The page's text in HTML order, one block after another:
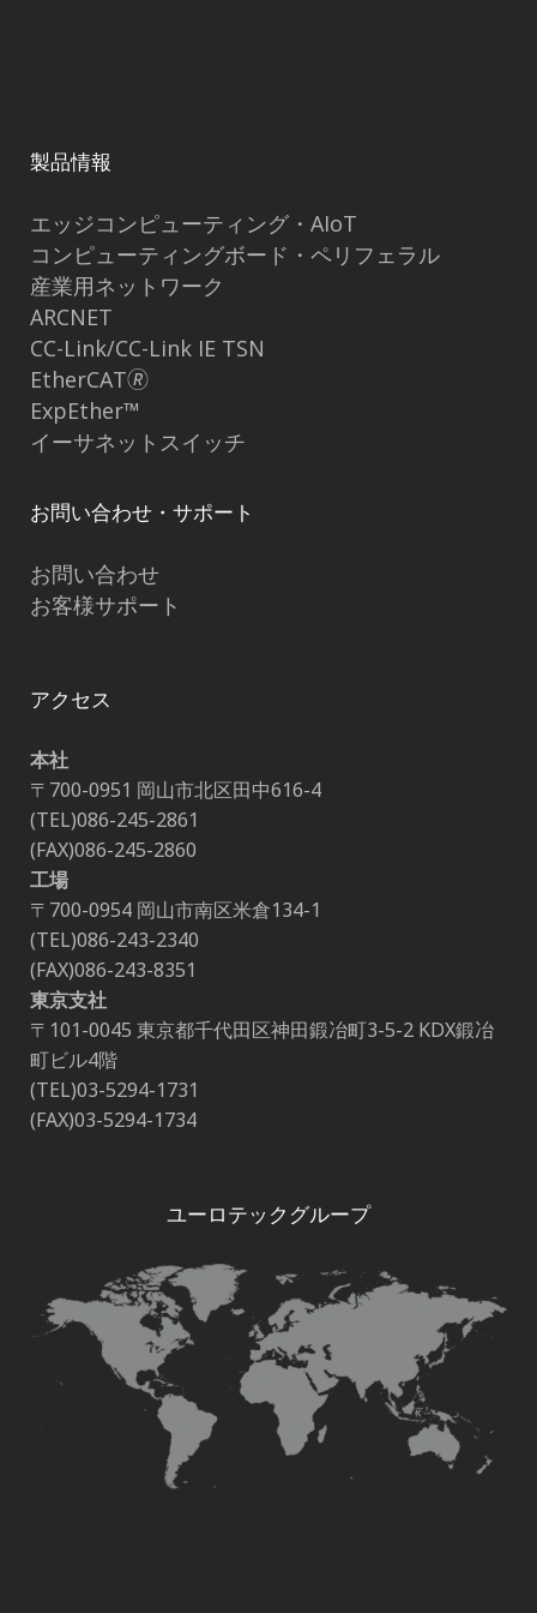
製品情報
エッジコンピューティング・AIoT
コンピューティングボード・ペリフェラル
産業用ネットワーク
ARCNET
CC-Link/CC-Link IE TSN
EtherCAT🄬
ExpEther™
イーサネットスイッチ
お問い合わせ・サポート
お問い合わせ
お客様サポート
アクセス
本社
〒700-0951 岡山市北区田中616-4
(TEL)086-245-2861
(FAX)086-245-2860
工場
〒700-0954 岡山市南区米倉134-1
(TEL)086-243-2340
(FAX)086-243-8351
東京支社
〒101-0045 東京都千代田区神田鍛冶町3-5-2 KDX鍛冶
町ビル4階
(TEL)03-5294-1731
(FAX)03-5294-1734
ユーロテックグループ